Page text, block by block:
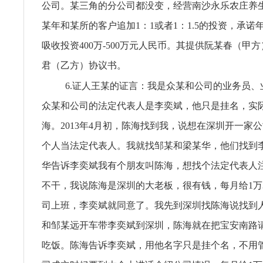
公司。某三角的分公司都没变，经营南沙永乐农庄养
某年和某所的客户追加1：1或者1：1.5的投资，承诺
吸收投资400万-500万元人民币。其提供阮某春（甲
君（乙方）协议书。
6.证人王某的证言：我是众某和公司的业务员
众某和公司的法定代表人是李奕斌，他只是挂名，实
海。2013年4月初，陈海找到我，说想在深圳开一家
个人当法定代表人。我就找邹某和梁某华，他们找到
华告诉李奕斌我有个朋友叫陈海，想找个法定代表人
不干，我说陈海是深圳的大老板，很有钱，每月给1
司上班，李奕斌就同意了。我先到深圳找陈海说找到
和邹某远开车带李奕斌到深圳，陈海就在把宝安南路
吃饭。陈海告诉李奕斌，用他名字只是挂个名，不用